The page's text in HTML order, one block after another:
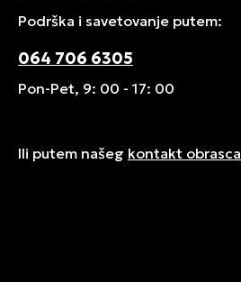
Podrška i savetovanje putem:
064 706 6305
Pon-Pet, 9: 00 - 17: 00
Ili putem našeg kontakt obrasca